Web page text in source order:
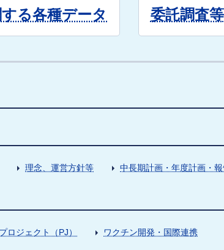
る各種データ 委託調査等
理念、運営方針等 中長期計画・年度計画・
ロジェクト（PJ） ワクチン開発・国際連携